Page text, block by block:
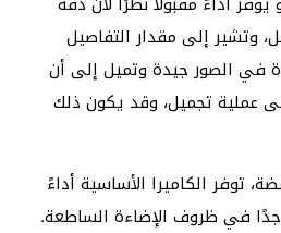
13 ميجا بكسل، وتشير إلى مقدار التفاصيل
في الصور جيدة وتميل إلى أن
عملية تجميل، وقد يكون ذلك
توفر الكاميرا الأساسية أداءً
جدًا في ظروف الإضاءة الساطعة.